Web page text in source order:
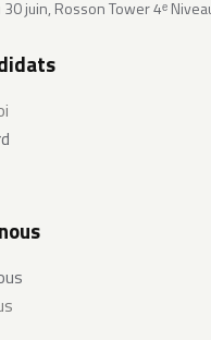
juin, Rosson Tower 4ᵉ